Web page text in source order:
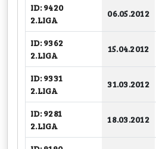
ID: 9420
2.LIGA
06.05.2012
ID: 9362
2.LIGA
15.04.2012
ID: 9331
2.LIGA
31.03.2012
ID: 9281
2.LIGA
18.03.2012